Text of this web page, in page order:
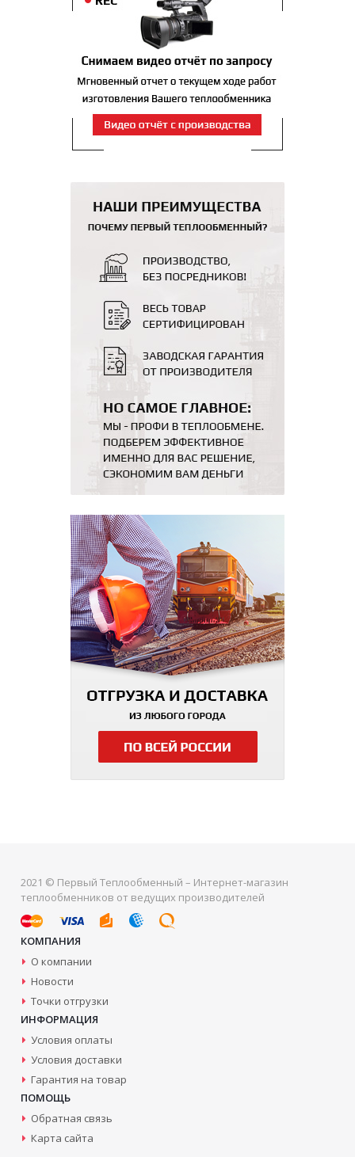
2021 © Первый Теплообменный – Интернет-магазин
теплообменников от ведущих производителей
КОМПАНИЯ
О компании
Новости
Точки отгрузки
ИНФОРМАЦИЯ
Условия оплаты
Условия доставки
Гарантия на товар
ПОМОЩЬ
Обратная связь
Карта сайта